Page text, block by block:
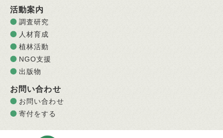
活動案内
調査研究
人材育成
植林活動
NGO支援
出版物
お問い合わせ
お問い合わせ
寄付をする